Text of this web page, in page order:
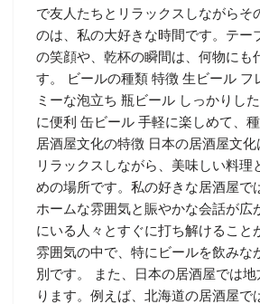
で友人たちとリラックスしながらそ
のは、私の大好きな時間です。テー
の笑顔や、乾杯の瞬間は、何物にも
す。 ビールの種類 特徴 生ビール フ
ミーな泡立ち 瓶ビール しっかりし
に便利 缶ビール 手軽に楽しめて、
居酒屋文化の特徴 日本の居酒屋文
リラックスしながら、美味しい料理
めの場所です。私の好きな居酒屋で
ホームな雰囲気と賑やかな会話が広
にいる人々とすぐに打ち解けること
雰囲気の中で、特にビールを飲みな
別です。 また、日本の居酒屋では
ります。例えば、北海道の居酒屋で